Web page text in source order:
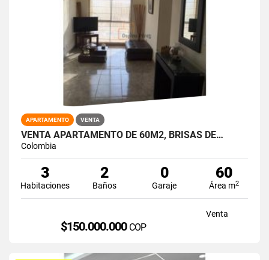
APARTAMENTO VENTA
VENTA APARTAMENTO DE 60M2, BRISAS DE…
Colombia
3
Habitaciones
2
Baños
0
Garaje
60
Área m2
Venta
$150.000.000 COP